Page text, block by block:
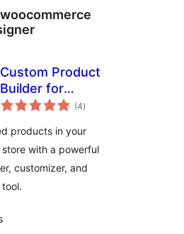
woocommerce
Custom Product
Builder for
WooCommerce –
Products, Product
Designer,
Personalizer &
Customizer
(4total
ratings
)
products in your
store with a powerful
customizer, and